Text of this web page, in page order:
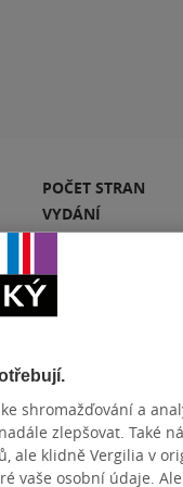
POČET STRAN
VYDÁNÍ
ISBN
shromažďování a
zlepšovat. Také
ale klidně Vergilia v
vaše osobní údaje. Ale